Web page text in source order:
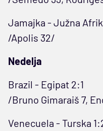
Jamajka - Južna
/Apolis 32/
Nedelja
Brazil - Egipat 2:1
/Bruno Gimaraiš 7,
Venecuela - Turska